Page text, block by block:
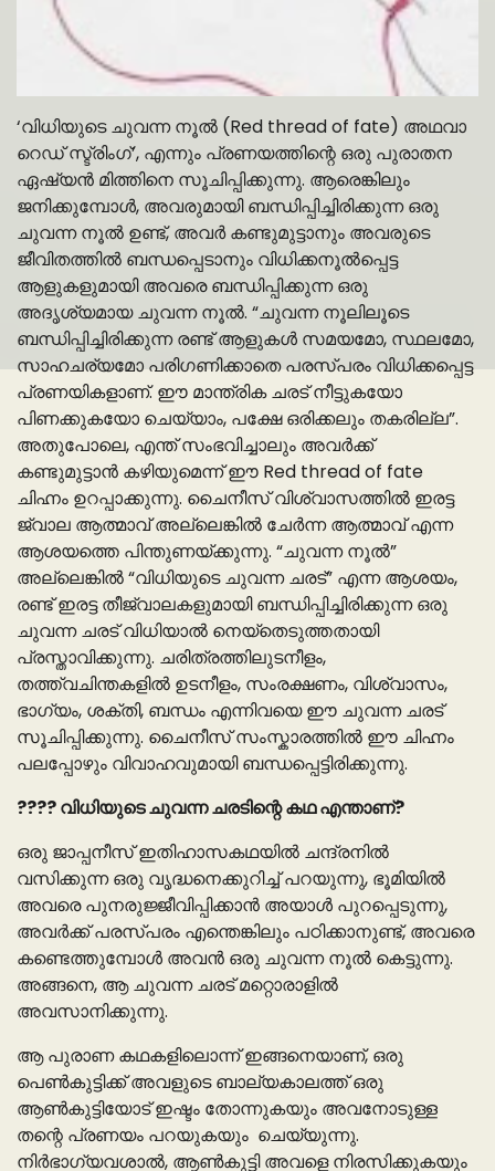
‘വിധിയുടെ ചുവന്ന നൂൽ (Red thread of fate) അഥവാ
റെഡ് സ്ട്രിംഗ്’, എന്നും പ്രണയത്തിന്റെ ഒരു പുരാതന
ഏഷ്യൻ മിത്തിനെ സൂചിപ്പിക്കുന്നു. ആരെങ്കിലും
ജനിക്കുമ്പോൾ, അവരുമായി ബന്ധിപ്പിച്ചിരിക്കുന്ന ഒരു
ചുവന്ന നൂൽ ഉണ്ട്, അവർ കണ്ടുമുട്ടാനും അവരുടെ
ജീവിതത്തിൽ ബന്ധപ്പെടാനും വിധിക്കനൂൽപ്പെട്ട
ആളുകളുമായി അവരെ ബന്ധിപ്പിക്കുന്ന ഒരു
അദൃശ്യമായ ചുവന്ന നൂൽ. “ചുവന്ന നൂലിലൂടെ
ബന്ധിപ്പിച്ചിരിക്കുന്ന രണ്ട് ആളുകൾ സമയമോ, സ്ഥലമോ,
സാഹചര്യമോ പരിഗണിക്കാതെ പരസ്പരം വിധിക്കപ്പെട്ട
പ്രണയികളാണ്. ഈ മാന്ത്രിക ചരട് നീട്ടുകയോ
പിണക്കുകയോ ചെയ്യാം, പക്ഷേ ഒരിക്കലും തകരില്ല”.
അതുപോലെ, എന്ത് സംഭവിച്ചാലും അവർക്ക്
കണ്ടുമുട്ടാൻ കഴിയുമെന്ന് ഈ Red thread of fate
ചിഹ്നം ഉറപ്പാക്കുന്നു. ചൈനീസ് വിശ്വാസത്തിൽ ഇരട്ട
ജ്വാല ആത്മാവ് അല്ലെങ്കിൽ ചേർന്ന ആത്മാവ് എന്ന
ആശയത്തെ പിന്തുണയ്ക്കുന്നു. “ചുവന്ന നൂൽ”
അല്ലെങ്കിൽ “വിധിയുടെ ചുവന്ന ചരട്” എന്ന ആശയം,
രണ്ട് ഇരട്ട തീജ്വാലകളുമായി ബന്ധിപ്പിച്ചിരിക്കുന്ന ഒരു
ചുവന്ന ചരട് വിധിയാൽ നെയ്തെടുത്തതായി
പ്രസ്താവിക്കുന്നു. ചരിത്രത്തിലുടനീളം,
തത്ത്വചിന്തകളിൽ ഉടനീളം, സംരക്ഷണം, വിശ്വാസം,
ഭാഗ്യം, ശക്തി, ബന്ധം എന്നിവയെ ഈ ചുവന്ന ചരട്
സൂചിപ്പിക്കുന്നു. ചൈനീസ് സംസ്കാരത്തിൽ ഈ ചിഹ്നം
പലപ്പോഴും വിവാഹവുമായി ബന്ധപ്പെട്ടിരിക്കുന്നു.
???? വിധിയുടെ ചുവന്ന ചരടിന്റെ കഥ എന്താണ്?
ഒരു ജാപ്പനീസ് ഇതിഹാസകഥയിൽ ചന്ദ്രനിൽ
വസിക്കുന്ന ഒരു വൃദ്ധനെക്കുറിച്ച് പറയുന്നു, ഭൂമിയിൽ
അവരെ പുനരുജ്ജീവിപ്പിക്കാൻ അയാൾ പുറപ്പെടുന്നു,
അവർക്ക് പരസ്പരം എന്തെങ്കിലും പഠിക്കാനുണ്ട്, അവരെ
കണ്ടെത്തുമ്പോൾ അവൻ ഒരു ചുവന്ന നൂൽ കെട്ടുന്നു.
അങ്ങനെ, ആ ചുവന്ന ചരട് മറ്റൊരാളിൽ
അവസാനിക്കുന്നു.
ആ പുരാണ കഥകളിലൊന്ന് ഇങ്ങനെയാണ്, ഒരു
പെൺകുട്ടിക്ക് അവളുടെ ബാല്യകാലത്ത് ഒരു
ആൺകുട്ടിയോട് ഇഷ്ടം തോന്നുകയും അവനോടുള്ള
തന്റെ പ്രണയം പറയുകയും ചെയ്യുന്നു.
നിർഭാഗ്യവശാൽ, ആൺകുട്ടി അവളെ നിരസിക്കുകയും